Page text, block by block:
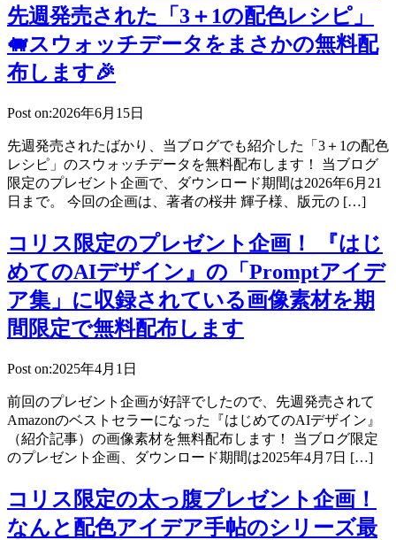
先週発売された「3＋1の配色レシピ」
🐖スウォッチデータをまさかの無料配
布します🎉
Post on:2026年6月15日
先週発売されたばかり、当ブログでも紹介した「3＋1の配色
レシピ」のスウォッチデータを無料配布します！ 当ブログ
限定のプレゼント企画で、ダウンロード期間は2026年6月21
日まで。 今回の企画は、著者の桜井 輝子様、版元の […]
コリス限定のプレゼント企画！ 『はじ
めてのAIデザイン』の「Promptアイデ
ア集」に収録されている画像素材を期
間限定で無料配布します
Post on:2025年4月1日
前回のプレゼント企画が好評でしたので、先週発売されて
Amazonのベストセラーになった『はじめてのAIデザイン』
（紹介記事）の画像素材を無料配布します！ 当ブログ限定
のプレゼント企画、ダウンロード期間は2025年4月7日 […]
コリス限定の太っ腹プレゼント企画！
なんと配色アイデア手帖のシリーズ最